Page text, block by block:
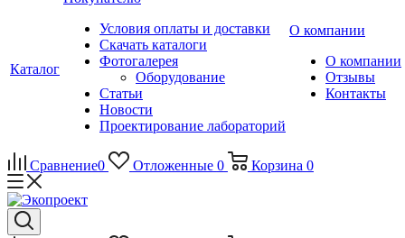
Каталог
Условия оплаты и доставки
Скачать каталоги
Фотогалерея
Оборудование
Статьи
Новости
Проектирование лабораторий
О компании
О компании
Отзывы
Контакты
Сравнение0 Отложенные 0 Корзина 0